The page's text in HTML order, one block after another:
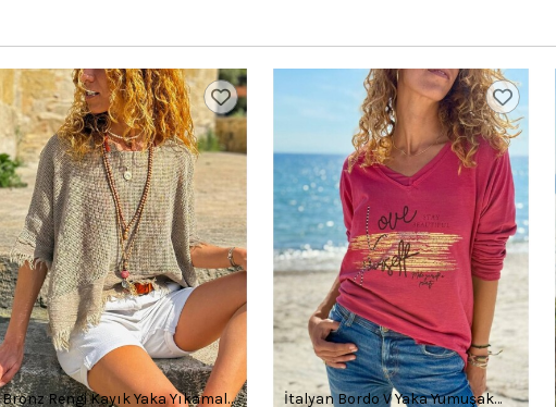
Bronz Rengi Kayık Yaka Yıkamalı
İtalyan Bordo V Yaka Yumuşak